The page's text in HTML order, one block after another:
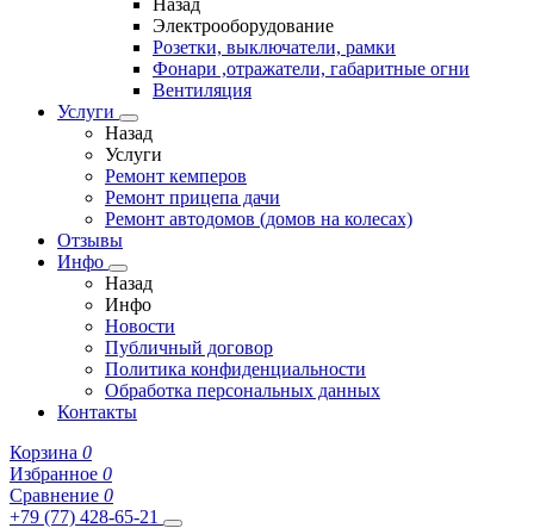
Назад
Электрооборудование
Розетки, выключатели, рамки
Фонари ,отражатели, габаритные огни
Вентиляция
Услуги
Назад
Услуги
Ремонт кемперов
Ремонт прицепа дачи
Ремонт автодомов (домов на колесах)
Отзывы
Инфо
Назад
Инфо
Новости
Публичный договор
Политика конфиденциальности
Обработка персональных данных
Контакты
Корзина 0
Избранное 0
Сравнение 0
+79 (77) 428-65-21